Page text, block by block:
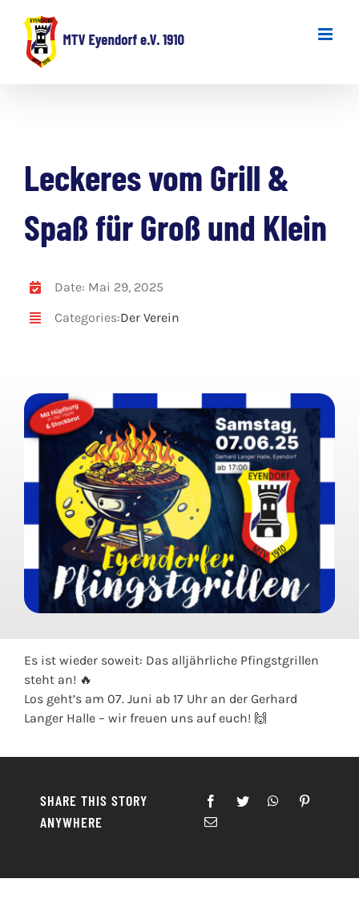
Inhalt
springen
Leckeres vom Grill &
Spaß für Groß und Klein
Date: Mai 29, 2025
Categories:Der Verein
Es ist wieder soweit: Das alljährliche Pfingstgrillen
steht an! 🔥
Los geht’s am 07. Juni ab 17 Uhr an der Gerhard
Langer Halle – wir freuen uns auf euch! 🙌
SHARE THIS STORY
ANYWHERE